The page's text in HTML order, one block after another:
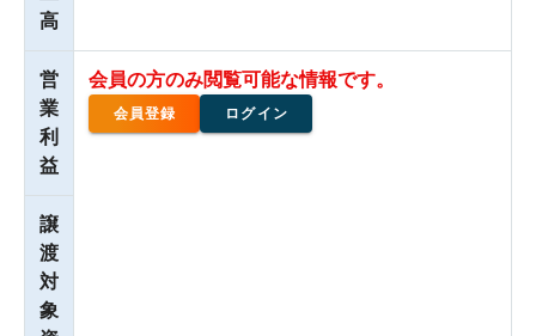
高
営
業
利
益
会員の方のみ閲覧可能な情報です。
会員登録 ログイン
譲
渡
対
象